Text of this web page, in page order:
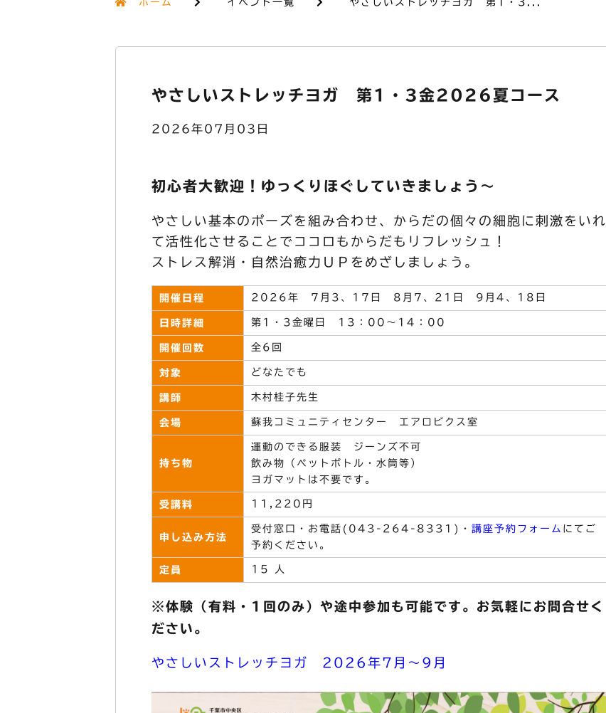
ホーム イベント一覧 やさしいストレッチヨガ 第1・3...
やさしいストレッチヨガ 第1・3金2026夏コース
2026年07月03日
初心者大歓迎！ゆっくりほぐしていきましょう～
やさしい基本のポーズを組み合わせ、からだの個々の細胞に刺激をいれ
て活性化させることでココロもからだもリフレッシュ！
ストレス解消・自然治癒力ＵＰをめざしましょう。
開催日程 2026年 7月3、17日 8月7、21日 9月4、18日
日時詳細 第1・3金曜日 13：00～14：00
開催回数 全6回
対象 どなたでも
講師 木村桂子先生
会場 蘇我コミュニティセンター エアロビクス室
持ち物
運動のできる服装 ジーンズ不可
飲み物（ペットボトル・水筒等）
ヨガマットは不要です。
受講料 11,220円
申し込み方法
受付窓口・お電話(043-264-8331)・ 講座予約フォーム にてご
予約ください。
定員 15 人
※体験（有料・1回のみ）や途中参加も可能です。お気軽にお問合せく
ださい。
やさしいストレッチヨガ 2026年7月～9月